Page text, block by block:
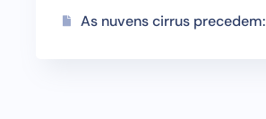
As nuvens cirrus precedem: